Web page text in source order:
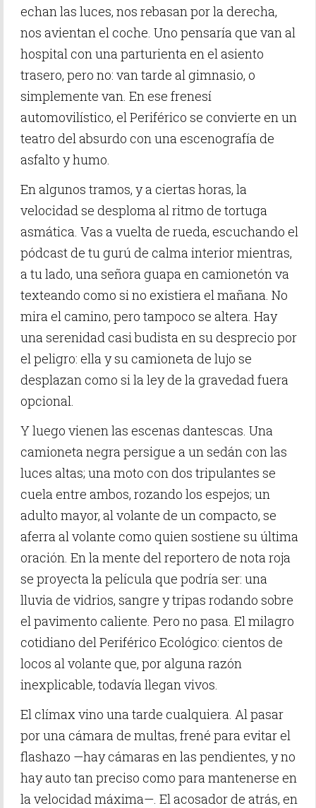
echan las luces, nos rebasan por la derecha,
nos avientan el coche. Uno pensaría que van al
hospital con una parturienta en el asiento
trasero, pero no: van tarde al gimnasio, o
simplemente van. En ese frenesí
automovilístico, el Periférico se convierte en un
teatro del absurdo con una escenografía de
asfalto y humo.
En algunos tramos, y a ciertas horas, la
velocidad se desploma al ritmo de tortuga
asmática. Vas a vuelta de rueda, escuchando el
pódcast de tu gurú de calma interior mientras,
a tu lado, una señora guapa en camionetón va
texteando como si no existiera el mañana. No
mira el camino, pero tampoco se altera. Hay
una serenidad casi budista en su desprecio por
el peligro: ella y su camioneta de lujo se
desplazan como si la ley de la gravedad fuera
opcional.
Y luego vienen las escenas dantescas. Una
camioneta negra persigue a un sedán con las
luces altas; una moto con dos tripulantes se
cuela entre ambos, rozando los espejos; un
adulto mayor, al volante de un compacto, se
aferra al volante como quien sostiene su última
oración. En la mente del reportero de nota roja
se proyecta la película que podría ser: una
lluvia de vidrios, sangre y tripas rodando sobre
el pavimento caliente. Pero no pasa. El milagro
cotidiano del Periférico Ecológico: cientos de
locos al volante que, por alguna razón
inexplicable, todavía llegan vivos.
El clímax vino una tarde cualquiera. Al pasar
por una cámara de multas, frené para evitar el
flashazo —hay cámaras en las pendientes, y no
hay auto tan preciso como para mantenerse en
la velocidad máxima—. El acosador de atrás, en